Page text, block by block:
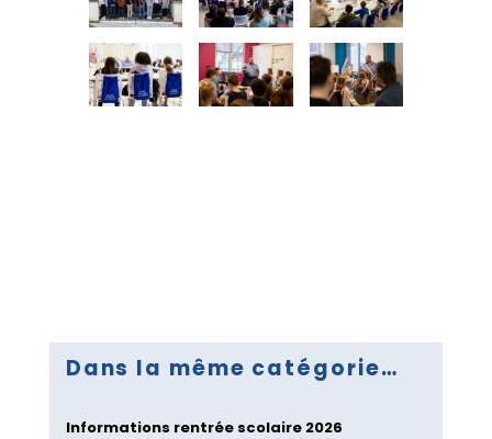
Dans la même catégorie…
Informations rentrée scolaire 2026